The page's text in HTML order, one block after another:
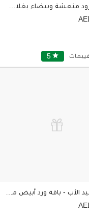
5 star
هدايا عيد الأب - باقة ورد أبيض مع بالون عيد الأب